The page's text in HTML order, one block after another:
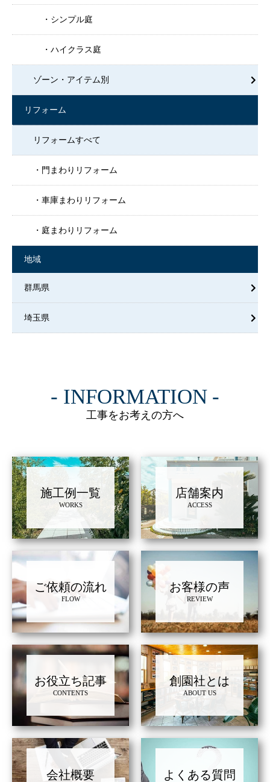
シンプル庭
ハイクラス庭
ゾーン・アイテム別
リフォーム
リフォームすべて
門まわりリフォーム
車庫まわりリフォーム
庭まわりリフォーム
地域
群馬県
埼玉県
INFORMATION
工事をお考えの方へ
施工例一覧
WORKS
店舗案内
ACCESS
ご依頼の流れ
FLOW
お客様の声
REVIEW
お役立ち記事
CONTENTS
創園社とは
ABOUT US
会社概要 よくある質問